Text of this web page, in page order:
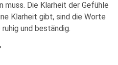
muss. Die Klarheit der Gefühle
Klarheit gibt, sind die Worte
und beständig.